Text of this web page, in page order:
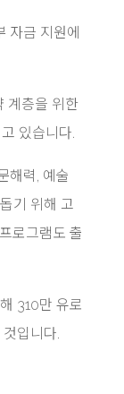
자금 지원에
계층을 위한
있습니다.
해력, 예술
기 위해 고
로그램도 출
310만 유로
입니다.